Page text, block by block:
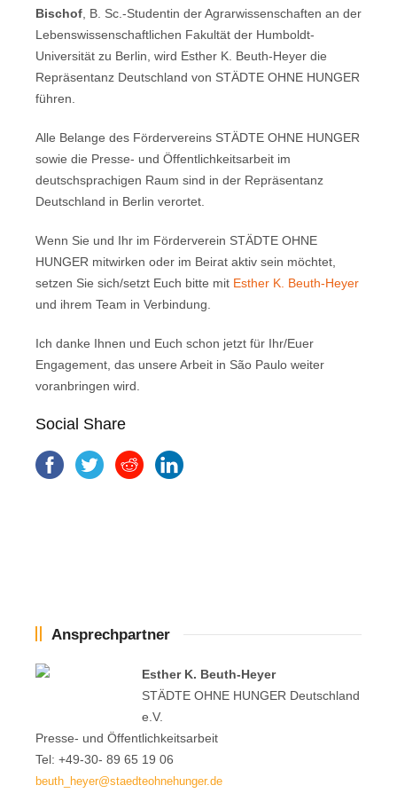
Bischof , B. Sc.-Studentin der Agrarwissenschaften an der
Lebenswissenschaftlichen Fakultät der Humboldt-
Universität zu Berlin, wird Esther K. Beuth-Heyer die
Repräsentanz Deutschland von STÄDTE OHNE HUNGER
führen.
Alle Belange des Fördervereins STÄDTE OHNE HUNGER
sowie die Presse- und Öffentlichkeitsarbeit im
deutschsprachigen Raum sind in der Repräsentanz
Deutschland in Berlin verortet.
Wenn Sie und Ihr im Förderverein STÄDTE OHNE
HUNGER mitwirken oder im Beirat aktiv sein möchtet,
setzen Sie sich/setzt Euch bitte mit Esther K. Beuth-Heyer
und ihrem Team in Verbindung.
Ich danke Ihnen und Euch schon jetzt für Ihr/Euer
Engagement, das unsere Arbeit in São Paulo weiter
voranbringen wird.
Social Share
Ansprechpartner
Esther K. Beuth-Heyer
STÄDTE OHNE HUNGER Deutschland
e.V.
Presse- und Öffentlichkeitsarbeit
Tel: +49-30- 89 65 19 06
beuth_heyer@staedteohnehunger.de